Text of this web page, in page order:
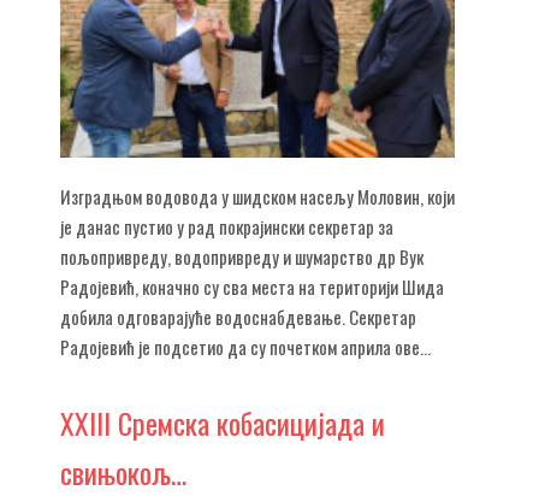
Изградњом водовода у шидском насељу Моловин, који
је данас пустио у рад покрајински секретар за
пољопривреду, водопривреду и шумарство др Вук
Радојевић, коначно су сва места на територији Шида
добила одговарајуће водоснабдевање. Секретар
Радојевић је подсетио да су почетком априла ове...
XXIII Сремска кобасицијада и
свињокољ…